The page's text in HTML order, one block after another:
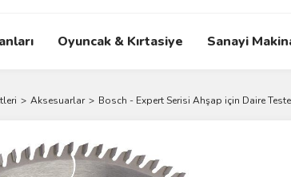
Oyuncak & Kırtasiye Sanayi
Aksesuarlar Bosch - Expert Serisi Ahşap için Daire